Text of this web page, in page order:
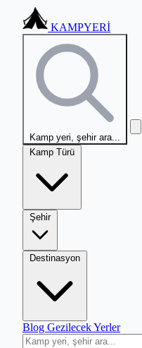
KAMPYERİ
Kamp yeri, şehir ara...
Kamp Türü
Şehir
Destinasyon
Blog Gezilecek Yerler